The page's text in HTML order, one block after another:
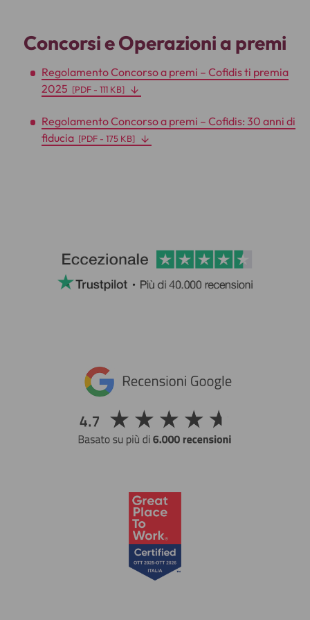
Concorsi e Operazioni a premi
Regolamento Concorso a premi – Cofidis ti premia
2025 [PDF - 111 KB]
Regolamento Concorso a premi – Cofidis: 30 anni di
fiducia [PDF - 175 KB]